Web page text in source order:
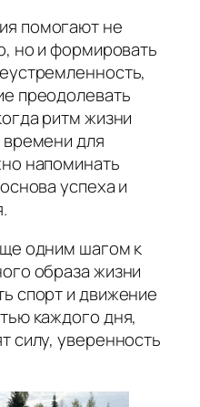
помогают не
но и формировать
преодолевать
ритм жизни
времени для
напоминать
успеха и
одним шагом к
образа жизни
спорт и движение
каждого дня,
силу, уверенность